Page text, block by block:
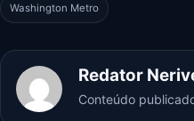
Washington Metro
Redator
Conteúdo